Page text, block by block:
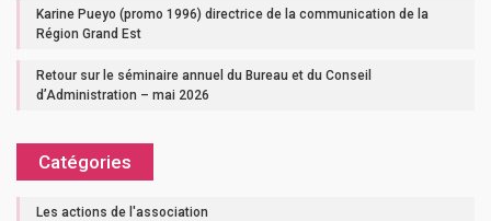
Karine Pueyo (promo 1996) directrice de la communication de la
Région Grand Est
Retour sur le séminaire annuel du Bureau et du Conseil
d’Administration – mai 2026
Catégories
Les actions de l'association